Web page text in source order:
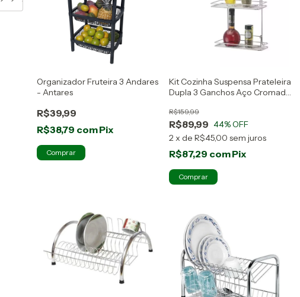
Organizador Fruteira 3 Andares
- Antares
R$39,99
R$38,79 comPix
Kit Cozinha Suspensa Prateleira
Dupla 3 Ganchos Aço Cromado
R$89,99
R$159,99
44% OFF
2x de R$45,00 sem juros
R$87,29 comPix